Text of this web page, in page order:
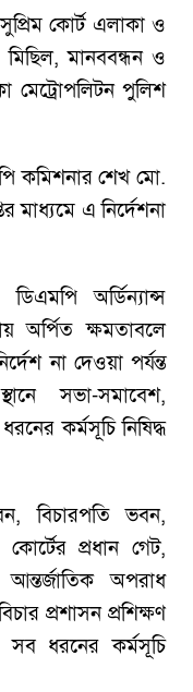
কোর্ট এলাকা ও
মানববন্ধন ও
মেট্রোপলিটন পুলিশ
কমিশনার শেখ মো.
মাধ্যমে এ নির্দেশনা
অর্ডিন্যান্স
অর্পিত ক্ষমতাবলে
না দেওয়া পর্যন্ত
সভা-সমাবেশ,
কর্মসূচি নিষিদ্ধ
বিচারপতি ভবন,
প্রধান গেট,
অপরাধ
প্রশাসন প্রশিক্ষণ
সব ধরনের কর্মসূচি